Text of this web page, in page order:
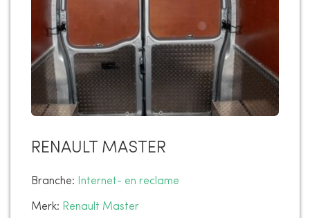
RENAULT MASTER
Branche: Internet- en reclame
Merk: Renault Master